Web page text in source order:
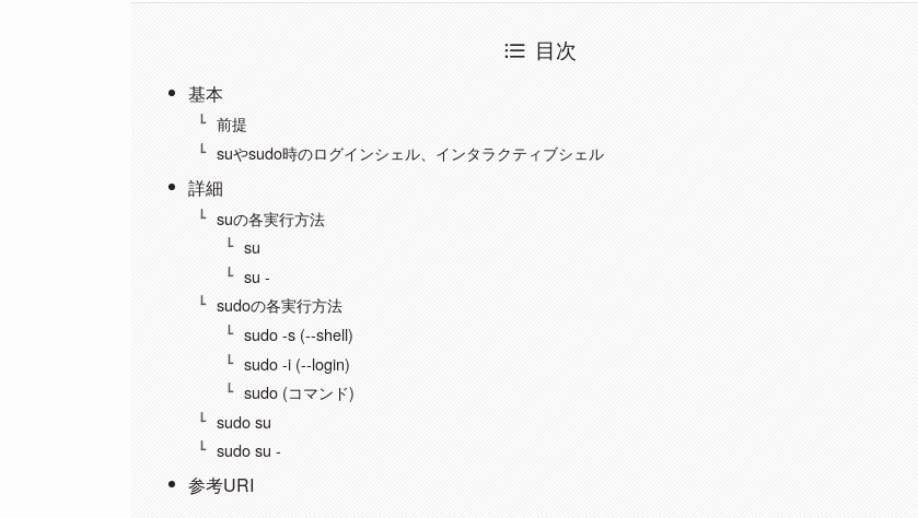
目次
基本
前提
suやsudo時のログインシェル、インタラクティブシェル
詳細
suの各実行方法
su
su -
sudoの各実行方法
sudo -s (--shell)
sudo -i (--login)
sudo (コマンド)
sudo su
sudo su -
参考URI